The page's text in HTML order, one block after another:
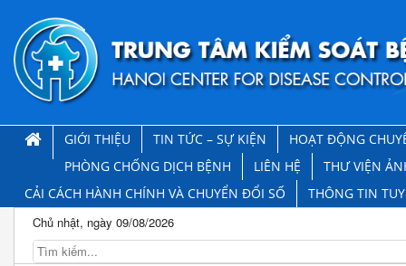
GIỚI THIỆU TIN TỨC – SỰ KIỆN
HOẠT ĐỘNG
PHÒNG CHỐNG DỊCH BỆNH
LIÊN HỆ
THƯ VIỆN
CẢI CÁCH HÀNH CHÍNH VÀ CHUYỂN ĐỔI SỐ
THÔNG TIN
Chủ nhật, ngày 09/08/2026